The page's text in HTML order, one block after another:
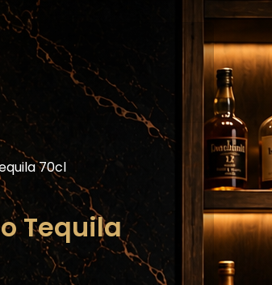
Blog Horecaplatform
70cl
Tequila